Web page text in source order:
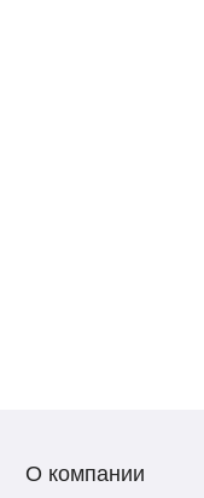
О компании